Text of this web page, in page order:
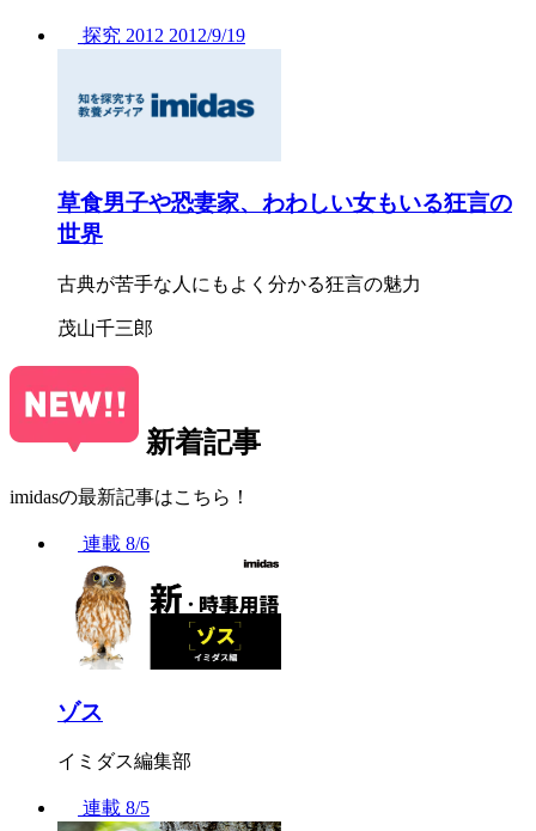
探究 2012 2012/9/19
草食男子や恐妻家、わわしい女もいる狂言の
世界
古典が苦手な人にもよく分かる狂言の魅力
茂山千三郎
新着記事
imidasの最新記事はこちら！
連載 8/6
ゾス
イミダス編集部
連載 8/5